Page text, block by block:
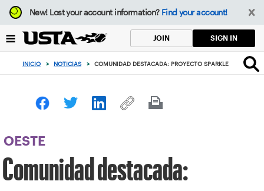
Enfoque
desde
botón
volver
principio
New!Lost your account information? Find your account!
JOIN SIGN IN
INICIO > NOTICIAS > COMUNIDAD DESTACADA: PROYECTO SPARKLE
OESTE
Comunidad destacada: